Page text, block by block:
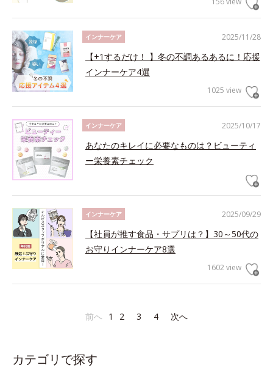
2025/11/28
インナーケア
【+1するだけ！ 】冬の不調あるあるに！応援
インナーケア4選
1025 view
2025/10/17
インナーケア
あなたのキレイに必要なものは？ビューティ
ー栄養素チェック
2025/09/29
インナーケア
【社員が推す食品・サプリは？】30～50代の
お守りインナーケア8選
1602 view
前へ 1 2 3 4 次へ
カテゴリで探す